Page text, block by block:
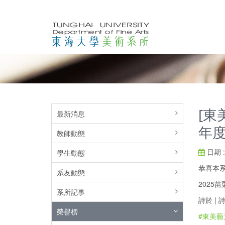
最新消息
教師動態
學生動態
系友動態
系所記事
榮譽榜
[東
年
日期
恭喜本
2025苗
詩於 |
#東美